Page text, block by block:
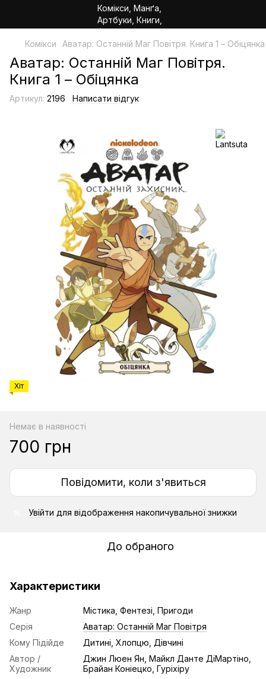
Комікси Аватар: Останній Маг Повітря. Книга 1 – Обіцянка
Аватар: Останній Маг Повітря.
Книга 1 – Обіцянка
Артикул: 2196 Написати відгук
Хіт
Немає в наявності
700 грн
Повідомити, коли з'явиться
Увійти для відображення накопичувальної знижки
До обраного
Характеристики
Жанр
Містика, Фентезі, Пригоди
Серія
Аватар: Останній Маг Повітря
Кому Підійде
Дитині, Хлопцю, Дівчині
Автор /
Художник
Джин Люен Ян, Майкл Данте ДіМартіно,
Брайан Коніецко, Гуріхіру